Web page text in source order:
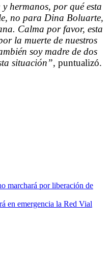
hermanos, por qué esta
no para Dina Boluarte,
Calma por favor, esta
la muerte de nuestros
soy madre de dos
situación”, puntualizó.
marchará por liberación de
en emergencia la Red Vial